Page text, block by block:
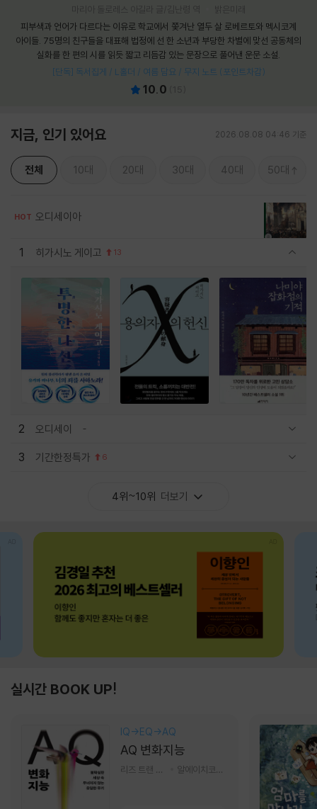
피부색과 언어가 다르다는 이유로 학교에서 쫓겨난 열두 살 로베르토와 멕시코계
아이들. 75명의 친구들을 대표해 법정에 선 한 소년과 부당한 차별에 맞선 공동체의
실화를 한 편의 시를 읽듯 짧고 리듬감 있는 문장으로 풀어낸 운문 소설.
[단독] 독서집게 / L홀더 / 여름 담요 / 무지 노트 (포인트차감)
10.0
지금, 인기 있어요 2026.08.08 04:46 기준
전체 10대 20대 30대 40대 50대
HOT 오디세이아
1 히가시노 게이고 13
2 오디세이
3 기간한정특가 6
4위~10위 더보기
실시간 BOOK UP!
IQ→EQ→AQ
AQ 변화지능